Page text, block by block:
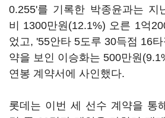
0.255'를 기록한 박종윤과는 지
비 1300만원(12.1%) 오른 1억
었고, '55안타 5도루 30득점 16
약을 보인 이승화는 500만원
연봉 계약서에 사인했다.
롯데는 이번 세 선수 계약을 통